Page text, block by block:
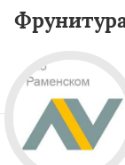
Сергиев Посад
Фрязино
Чехов
Электросталь
Андреево
Богородское
Быково
Вербилки
на обработку